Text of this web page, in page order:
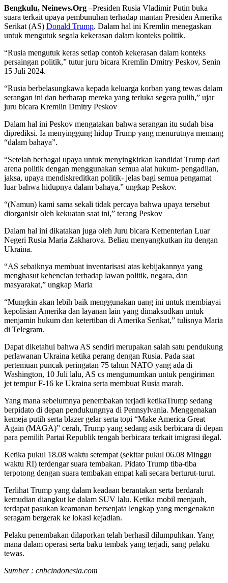
Bengkulu, Neinews.Org –Presiden Rusia Vladimir Putin buka
suara terkait upaya pembunuhan terhadap mantan Presiden Amerika
Serikat (AS) Donald Trump. Dalam hal ini Kremlin menegaskan
untuk mengutuk segala kekerasan dalam konteks politik.
“Rusia mengutuk keras setiap contoh kekerasan dalam konteks
persaingan politik,” tutur juru bicara Kremlin Dmitry Peskov, Senin
15 Juli 2024.
“Rusia berbelasungkawa kepada keluarga korban yang tewas dalam
serangan ini dan berharap mereka yang terluka segera pulih,” ujar
juru bicara Kremlin Dmitry Peskov
Dalam hal ini Peskov mengatakan bahwa serangan itu sudah bisa
diprediksi. Ia menyinggung hidup Trump yang menurutnya memang
“dalam bahaya”.
“Setelah berbagai upaya untuk menyingkirkan kandidat Trump dari
arena politik dengan menggunakan semua alat hukum- pengadilan,
jaksa, upaya mendiskreditkan politik- jelas bagi semua pengamat
luar bahwa hidupnya dalam bahaya,” ungkap Peskov.
“(Namun) kami sama sekali tidak percaya bahwa upaya tersebut
diorganisir oleh kekuatan saat ini,” terang Peskov
Dalam hal ini dikatakan juga oleh Juru bicara Kementerian Luar
Negeri Rusia Maria Zakharova. Beliau menyangkutkan itu dengan
Ukraina.
“AS sebaiknya membuat inventarisasi atas kebijakannya yang
menghasut kebencian terhadap lawan politik, negara, dan
masyarakat,” ungkap Maria
“Mungkin akan lebih baik menggunakan uang ini untuk membiayai
kepolisian Amerika dan layanan lain yang dimaksudkan untuk
menjamin hukum dan ketertiban di Amerika Serikat,” tulisnya Maria
di Telegram.
Dapat diketahui bahwa AS sendiri merupakan salah satu pendukung
perlawanan Ukraina ketika perang dengan Rusia. Pada saat
pertemuan puncak peringatan 75 tahun NATO yang ada di
Washington, 10 Juli lalu, AS cs mengumumkan untuk pengiriman
jet tempur F-16 ke Ukraina serta membuat Rusia marah.
Yang mana sebelumnya penembakan terjadi ketikaTrump sedang
berpidato di depan pendukungnya di Pennsylvania. Menggenakan
kemeja putih serta blazer gelar serta topi “Make America Great
Again (MAGA)” cerah, Trump yang sedang asik berbicara di depan
para pemilih Partai Republik tengah berbicara terkait imigrasi ilegal.
Ketika pukul 18.08 waktu setempat (sekitar pukul 06.08 Minggu
waktu RI) terdengar suara tembakan. Pidato Trump tiba-tiba
terpotong dengan suara tembakan empat kali secara berturut-turut.
Terlihat Trump yang dalam keadaan berantakan serta berdarah
kemudian diangkut ke dalam SUV lalu. Ketika mobil menjauh,
terdapat pasukan keamanan bersenjata lengkap yang mengenakan
seragam bergerak ke lokasi kejadian.
Pelaku penembakan dilaporkan telah berhasil dilumpuhkan. Yang
mana dalam operasi serta baku tembak yang terjadi, sang pelaku
tewas.
Sumber : cnbcindonesia.com